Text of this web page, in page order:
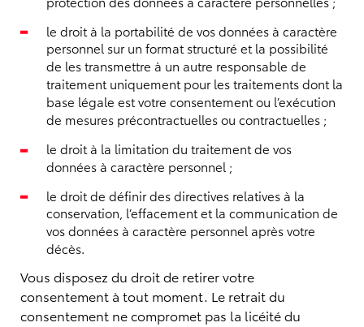
le droit à la portabilité de vos données à caractère
personnel sur un format structuré et la possibilité
de les transmettre à un autre responsable de
traitement uniquement pour les traitements dont la
base légale est votre consentement ou l’exécution
de mesures précontractuelles ou contractuelles ;
le droit à la limitation du traitement de vos
données à caractère personnel ;
le droit de définir des directives relatives à la
conservation, l’effacement et la communication de
vos données à caractère personnel après votre
décès.
Vous disposez du droit de retirer votre
consentement à tout moment. Le retrait du
consentement ne compromet pas la licéité du